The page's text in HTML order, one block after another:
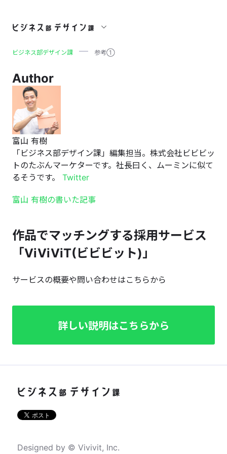
参考①
ビジネス部デザイン課 参考①
Author
富山 有樹
「ビジネス部デザイン課」編集担当。株式会社ビビビッ
トのたぶんマーケターです。社長曰く、ムーミンに似て
るそうです。 Twitter
富山 有樹の書いた記事
作品でマッチングする採用サービス
「ViViViT(ビビビット)」
サービスの概要や問い合わせはこちらから
詳しい説明はこちらから
Designed by © Vivivit, Inc.